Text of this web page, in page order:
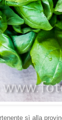
sì alla